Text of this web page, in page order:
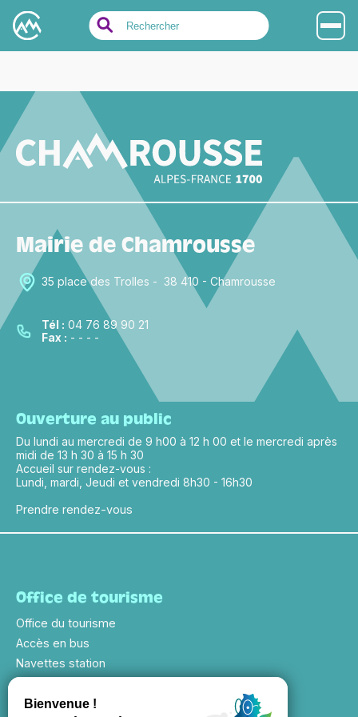
Search
for:
Mairie de Chamrousse
35 place des Trolles - 38 410 - Chamrousse
Tél : 04 76 89 90 21
Fax : - - - -
Ouverture au public
Du lundi au mercredi de 9 h00 à 12 h 00 et le mercredi après
midi de 13 h 30 à 15 h 30
Accueil sur rendez-vous :
Lundi, mardi, Jeudi et vendredi 8h30 - 16h30
Prendre rendez-vous
Office de tourisme
Office du tourisme
Accès en bus
Navettes station